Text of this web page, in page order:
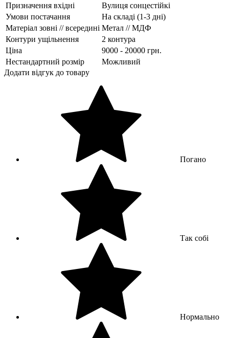
Призначення вхідні
Вулиця сонцестійкі
Умови постачання
На складі (1-3 дні)
Матеріал зовні // всередині Метал // МДФ
Контури ущільнення
2 контура
Ціна
9000 - 20000 грн.
Нестандартний розмір
Можливий
Додати відгук до товару
Погано
Так собі
Нормально